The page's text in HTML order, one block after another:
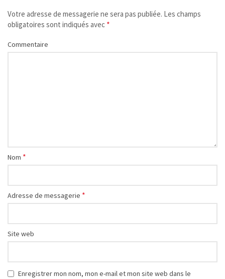
Votre adresse de messagerie ne sera pas publiée. Les champs
obligatoires sont indiqués avec *
Commentaire
Nom *
Adresse de messagerie *
Site web
Enregistrer mon nom, mon e-mail et mon site web dans le